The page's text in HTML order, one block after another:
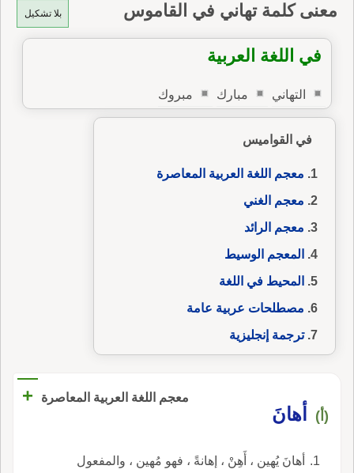
بلا تشكيل معنى كلمة تهاني في القاموس
في اللغة العربية
التهاني مبارك مبروك
في القواميس
معجم اللغة العربية المعاصرة
معجم الغني
معجم الرائد
المعجم الوسيط
المحيط في اللغة
مصطلحات عربية عامة
ترجمة إنجليزية
معجم اللغة العربية المعاصرة +
(أ) أهانَ
أهانَ يُهين ، أَهِنْ ، إهانةً ، فهو مُهين ، والمفعول